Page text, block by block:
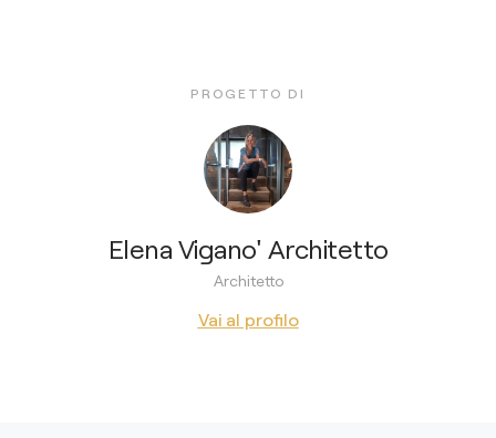
PROGETTO DI
Elena Vigano' Architetto
Architetto
Vai al profilo